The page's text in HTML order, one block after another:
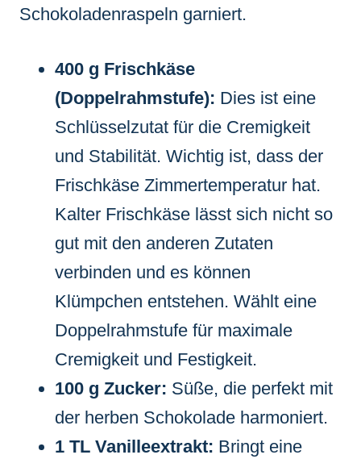
400 g Frischkäse
(Doppelrahmstufe): Dies ist eine
Schlüsselzutat für die Cremigkeit
und Stabilität. Wichtig ist, dass der
Frischkäse Zimmertemperatur hat.
Kalter Frischkäse lässt sich nicht so
gut mit den anderen Zutaten
verbinden und es können
Klümpchen entstehen. Wählt eine
Doppelrahmstufe für maximale
Cremigkeit und Festigkeit.
100 g Zucker: Süße, die perfekt mit
der herben Schokolade harmoniert.
1 TL Vanilleextrakt: Bringt eine